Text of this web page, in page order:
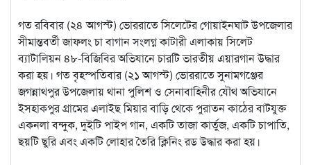
গত রবিবার (২৪ আগস্ট) ভোররাতে সিলেটের গোয়াইনঘাট উপজেলার
সীমান্তবর্তী জাফলং চা বাগান সংলগ্ন কাটারী এলাকায় সিলেট
ব্যাটালিয়ন ৪৮-বিজিবির অভিযানে চারটি ভারতীয় এয়ারগান উদ্ধার
করা হয়। গত বৃহস্পতিবার (২১ আগস্ট) ভোররাতে সুনামগঞ্জের
জগন্নাথপুর উপজেলায় থানা পুলিশ ও সেনাবাহিনীর যৌথ অভিযানে
ইসহাকপুর গ্রামের এলাইছ মিয়ার বাড়ি থেকে পুরাতন কাঠের বাটযুক্ত
একনলা বন্দুক, দুইটি পাইপ গান, একটি তাজা কার্তুজ, একটি চাপাতি,
ছয়টি ছুরি এবং একটি লোহার তৈরি ক্লিনিং রড উদ্ধার করা হয়।